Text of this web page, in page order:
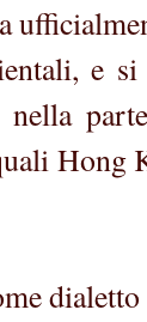
e
Hong